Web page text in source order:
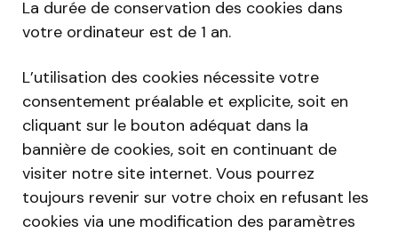
La durée de conservation des cookies dans
votre ordinateur est de 1 an.
L’utilisation des cookies nécessite votre
consentement préalable et explicite, soit en
cliquant sur le bouton adéquat dans la
bannière de cookies, soit en continuant de
visiter notre site internet. Vous pourrez
toujours revenir sur votre choix en refusant les
cookies via une modification des paramètres